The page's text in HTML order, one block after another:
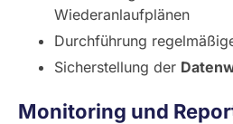
Wiederanlaufplänen
Durchführung
Sicherstellung der
Monitoring und